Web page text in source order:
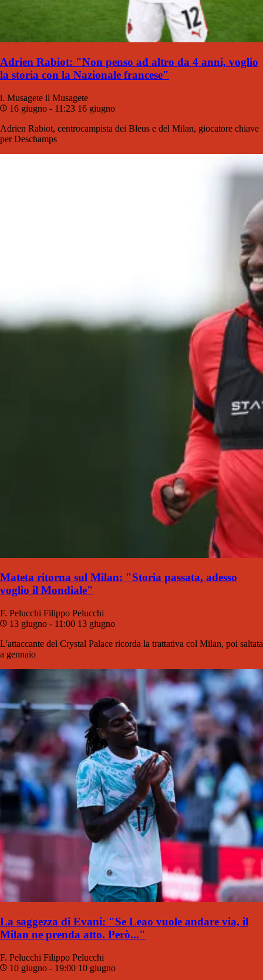
Adrien Rabiot: "Non penso ad altro da 4 anni, voglio
la storia con la Nazionale francese"
i. Musagete il Musagete
16 giugno - 11:23 16 giugno
Adrien Rabiot, centrocampista dei Bleus e del Milan, giocatore chiave
per Deschamps
Mateta ritorna sul Milan: "Storia passata, adesso
voglio il Mondiale"
F. Pelucchi Filippo Pelucchi
13 giugno - 11:00 13 giugno
L'attaccante del Crystal Palace ricorda la trattativa col Milan, poi saltata
a gennaio
La saggezza di Evani: "Se Leao vuole andare via, il
Milan ne prenda atto. Però..."
F. Pelucchi Filippo Pelucchi
10 giugno - 19:00 10 giugno